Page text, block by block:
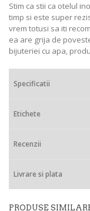
Stim ca stii ca otelul
timp si este super
vrem totusi sa iti
ea are grija de
bijuteriei cu apa,
Specificatii
Etichete
Recenzii
Livrare si plata
PRODUSE